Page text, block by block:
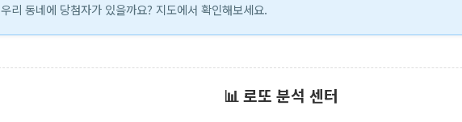
우리 동네에 당첨자가 있을까요? 지도에서 확인해보세요.
📊 로또 분석 센터